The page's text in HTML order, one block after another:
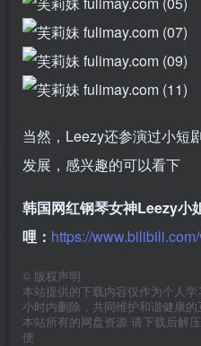
当然，Leezy还参演过小短
发展，感兴趣的可以看下
韩国网红钢琴女神Leezy小
哩： https://
© 版权声明
本站提供的下载内容仅作为个人
小时内删除，共同维护和谐健康的
本站所有的网盘资源 请下载后解
便